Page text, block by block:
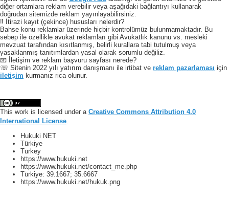
diğer ortamlara reklam verebilir veya aşağıdaki bağlantıyı kullanarak
doğrudan sitemizde reklam yayınlayabilirsiniz.
‼️ İtirazi kayıt (çekince) hususları nelerdir?
Bahse konu reklamlar üzerinde hiçbir kontrolümüz bulunmamaktadır. Bu
sebep ile özellikle avukat reklamları gibi Avukatlık kanunu vs. mesleki
mevzuat tarafından kısıtlanmış, belirli kurallara tabi tutulmuş veya
yasaklanmış tanıtımlardan yasal olarak sorumlu değiliz.
📧 İletişim ve reklam başvuru sayfası nerede?
☏ Sitenin 2022 yılı yatırım danışmanı ile irtibat ve reklam pazarlaması için
iletişim kurmanız rica olunur.
This work is licensed under a Creative Commons Attribution 4.0
International License
Hukuki NET
Türkiye
Turkey
https://www.hukuki.net
https://www.hukuki.net/contact_me.php
Türkiye: 39.1667; 35.6667
https://www.hukuki.net/hukuk.png